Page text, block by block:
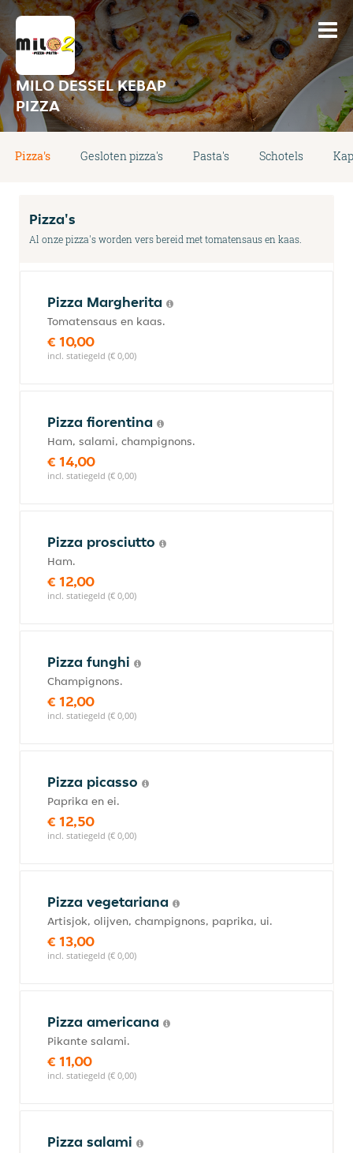
MILO DESSEL KEBAP
PIZZA
Pizza's Gesloten pizza's Pasta's Schotels
Pizza's
Al onze pizza's worden vers bereid met tomatensaus en kaas.
Pizza Margherita
Tomatensaus en kaas.
€ 10,00
incl. statiegeld (€ 0,00)
Pizza fiorentina
Ham, salami, champignons.
€ 14,00
incl. statiegeld (€ 0,00)
Pizza prosciutto
Ham.
€ 12,00
incl. statiegeld (€ 0,00)
Pizza funghi
Champignons.
€ 12,00
incl. statiegeld (€ 0,00)
Pizza picasso
Paprika en ei.
€ 12,50
incl. statiegeld (€ 0,00)
Pizza vegetariana
Artisjok, olijven, champignons, paprika, ui.
€ 13,00
incl. statiegeld (€ 0,00)
Pizza americana
Pikante salami.
€ 11,00
incl. statiegeld (€ 0,00)
Pizza salami